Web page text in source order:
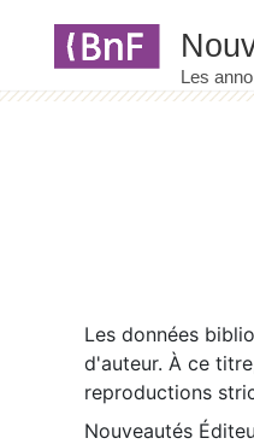
Les données
d'auteur. À ce
reproductions
Nouveautés